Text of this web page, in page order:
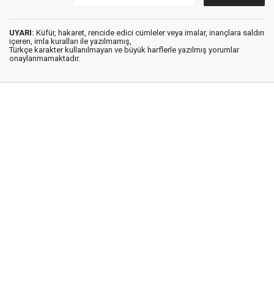
UYARI: Küfür, hakaret, rencide edici cümleler veya imalar, inançlara saldırı
içeren, imla kuralları ile yazılmamış,
Türkçe karakter kullanılmayan ve büyük harflerle yazılmış yorumlar
onaylanmamaktadır.